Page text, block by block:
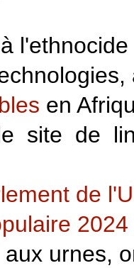
l'ethnocide
en
site de
de
2024
aux urnes,